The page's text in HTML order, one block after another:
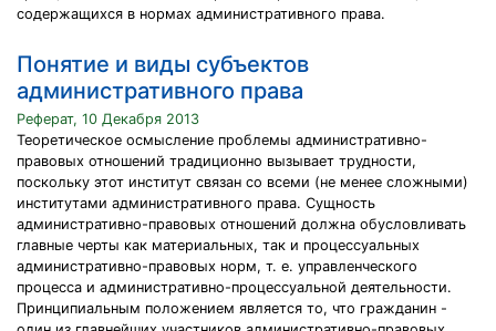
содержащихся в нормах административного права.
Понятие и виды субъектов
административного права
Реферат, 10 Декабря 2013
Теоретическое осмысление проблемы административно-
правовых отношений традиционно вызывает трудности,
поскольку этот институт связан со всеми (не менее сложными)
институтами административного права. Сущность
административно-правовых отношений должна обусловливать
главные черты как материальных, так и процессуальных
административно-правовых норм, т. е. управленческого
процесса и административно-процессуальной деятельности.
Принципиальным положением является то, что гражданин -